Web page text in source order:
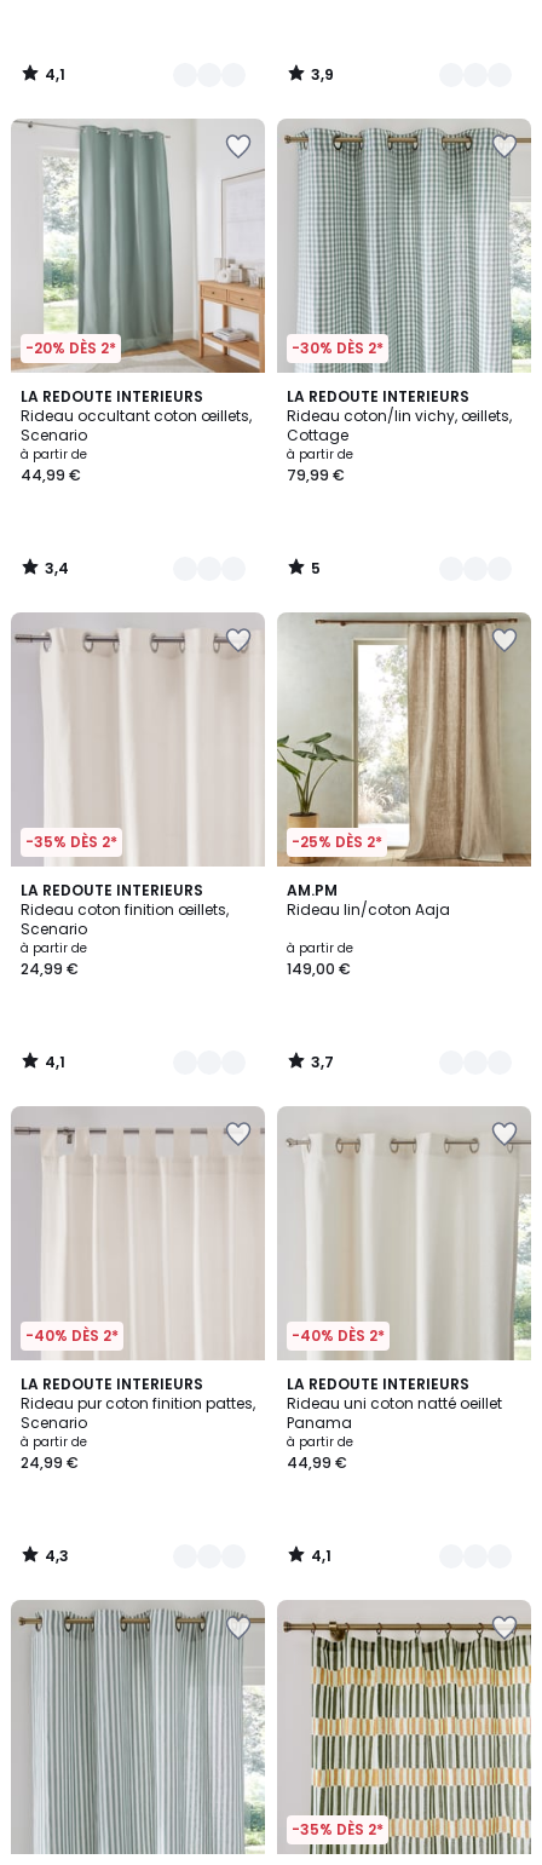
24,99
€. 4,1
/
3,9
/
-20% DÈS 2*
LA REDOUTE INTERIEURS
Rideau occultant coton œillets,
Scenario
à partir de
44,99 €
3,4
/ 5
8
Couleurs
3,4
/
-30% DÈS 2*
LA REDOUTE INTERIEURS
Rideau coton/lin vichy, œillets,
Cottage
à partir de
79,99 €
5
/
5
2
Couleurs
5
/
-35% DÈS 2*
LA REDOUTE INTERIEURS
Rideau coton finition œillets,
Scenario
à partir de
24,99 €
4,1
/ 5
10
Couleurs
4,1
/
-25% DÈS 2*
AM.PM
Rideau lin/coton Aaja
à partir de
149,00 €
3,7
/ 5
3
Couleurs
3,7
/
-40% DÈS 2*
LA REDOUTE INTERIEURS
Rideau pur coton finition pattes,
Scenario
à partir de
24,99 €
4,3
/ 5
10
Couleurs
4,3
/
-40% DÈS 2*
LA REDOUTE INTERIEURS
Rideau uni coton natté oeillet
Panama
à partir de
44,99 €
4,1
/ 5
3
Couleurs
4,1
/
-35% DÈS 2*